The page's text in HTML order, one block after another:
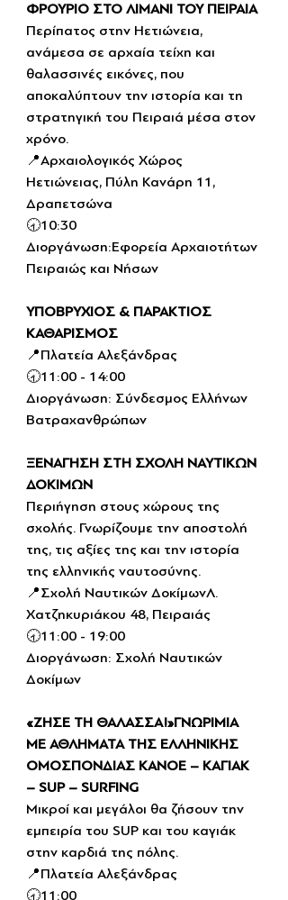
ΦΡΟΥΡΙΟ ΣΤΟ ΛΙΜΑΝΙ ΤΟΥ ΠΕΙΡΑΙΑ
Περίπατος στην Ηετιώνεια,
ανάμεσα σε αρχαία τείχη και
θαλασσινές εικόνες, που
αποκαλύπτουν την ιστορία και τη
στρατηγική του Πειραιά μέσα στον
χρόνο.
📍Αρχαιολογικός Χώρος
Ηετιώνειας, Πύλη Κανάρη 11,
Δραπετσώνα
🕣10:30
Διοργάνωση:Εφορεία Αρχαιοτήτων
Πειραιώς και Νήσων
ΥΠΟΒΡΥΧΙΟΣ & ΠΑΡΑΚΤΙΟΣ
ΚΑΘΑΡΙΣΜΟΣ
📍Πλατεία Αλεξάνδρας
🕣11:00 - 14:00
Διοργάνωση: Σύνδεσμος Ελλήνων
Βατραχανθρώπων
ΞΕΝΑΓΗΣΗ ΣΤΗ ΣΧΟΛΗ ΝΑΥΤΙΚΩΝ
ΔΟΚΙΜΩΝ
Περιήγηση στους χώρους της
σχολής. Γνωρίζουμε την αποστολή
της, τις αξίες της και την ιστορία
της ελληνικής ναυτοσύνης.
📍Σχολή Ναυτικών ΔοκίμωνΛ.
Χατζηκυριάκου 48, Πειραιάς
🕣11:00 - 19:00
Διοργάνωση: Σχολή Ναυτικών
Δοκίμων
«ΖΗΣΕ ΤΗ ΘΑΛΑΣΣΑ!»ΓΝΩΡΙΜΙΑ
ΜΕ ΑΘΛΗΜΑΤΑ ΤΗΣ ΕΛΛΗΝΙΚΗΣ
ΟΜΟΣΠΟΝΔΙΑΣ ΚΑΝΟΕ – ΚΑΓΙΑΚ
– SUP – SURFING
Μικροί και μεγάλοι θα ζήσουν την
εμπειρία του SUP και του καγιάκ
στην καρδιά της πόλης.
📍Πλατεία Αλεξάνδρας
🕣11:00